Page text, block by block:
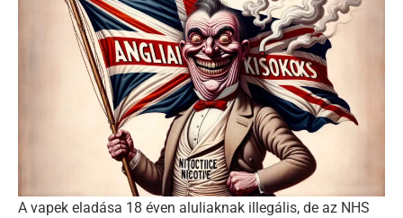
A vapek eladása 18 éven aluliaknak illegális, de az NHS